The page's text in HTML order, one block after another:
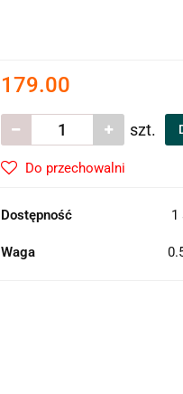
179.00
szt.
Do przechowalni
Dostępność 1
Waga